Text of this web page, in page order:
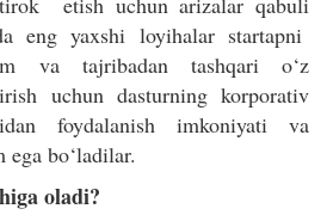
eng yaxshi loyihalar startapni
va tajribadan tashqari o‘z
uchun dasturning korporativ
foydalanish imkoniyati va
bo‘ladilar.
oladi?